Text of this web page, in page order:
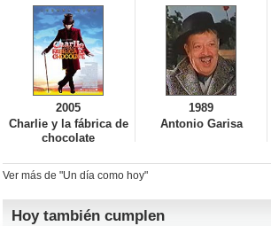
2005
Charlie y la fábrica de
chocolate
1989
Antonio Garisa
Ver más de "Un día como hoy"
Hoy también cumplen